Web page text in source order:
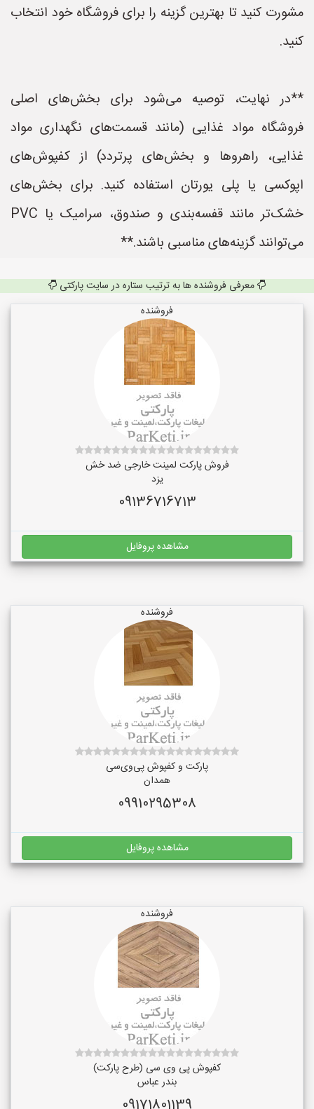
مشورت کنید تا بهترین گزینه را برای فروشگاه خود انتخاب
کنید.
**در نهایت، توصیه می‌شود برای بخش‌های اصلی
فروشگاه مواد غذایی (مانند قسمت‌های نگهداری مواد
غذایی، راهروها و بخش‌های پرتردد) از کفپوش‌های
اپوکسی یا پلی یورتان استفاده کنید. برای بخش‌های
خشک‌تر مانند قفسه‌بندی و صندوق، سرامیک یا PVC
می‌توانند گزینه‌های مناسبی باشند.**
معرفی فروشنده ها به ترتیب ستاره در سایت پارکتی
فروشنده
فروش پارکت لمینت خارجی ضد خش
یزد
09136716713
مشاهده پروفایل
فروشنده
پارکت و کفپوش پی‌وی‌سی
همدان
09910295308
مشاهده پروفایل
فروشنده
کفپوش پی وی سی (طرح پارکت)
بندر عباس